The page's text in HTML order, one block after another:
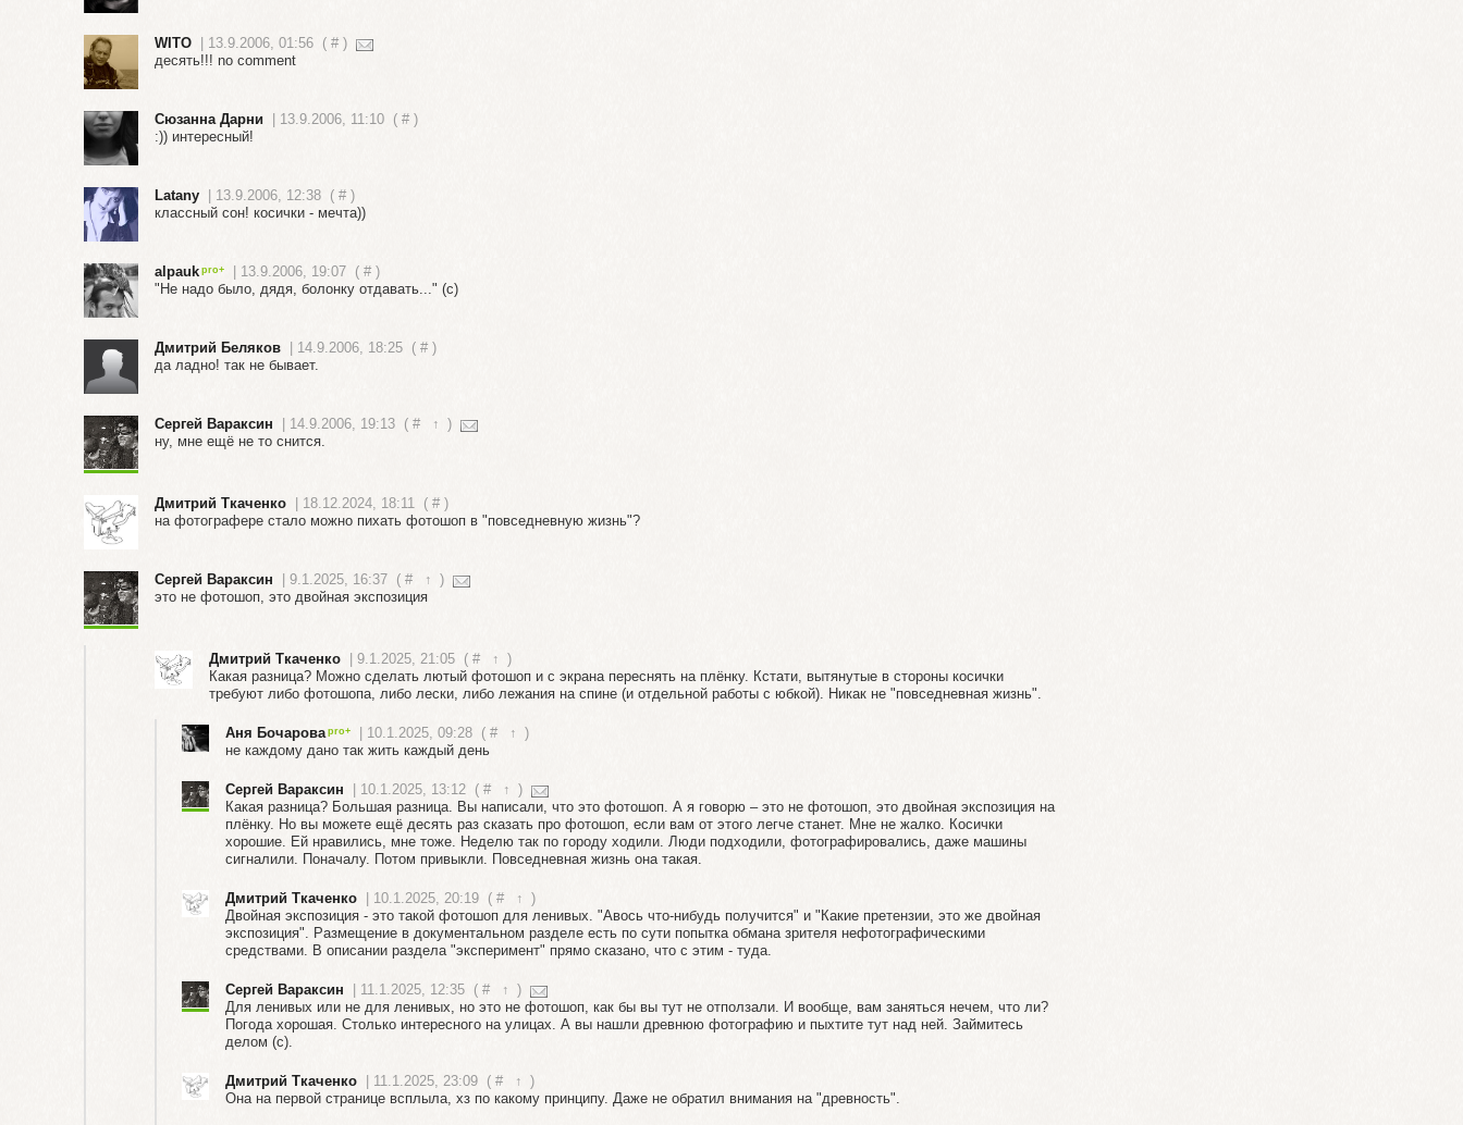
WITO | 13.9.2006, 01:56 ( # )
десять!!! no comment
Сюзанна Дарни | 13.9.2006, 11:10 ( # )
:)) интересный!
Latany | 13.9.2006, 12:38 ( # )
классный сон! косички - мечта))
alpauk | 13.9.2006, 19:07 ( # )
"Не надо было, дядя, болонку отдавать..." (с)
Дмитрий Беляков | 14.9.2006, 18:25 ( # )
да ладно! так не бывает.
Сергей Вараксин | 14.9.2006, 19:13 ( # ↑ )
ну, мне ещё не то снится.
Дмитрий Ткаченко | 18.12.2024, 18:11 ( # )
на фотографере стало можно пихать фотошоп в "повседневную жизнь"?
Сергей Вараксин | 9.1.2025, 16:37 ( # ↑ )
это не фотошоп, это двойная экспозиция
Дмитрий Ткаченко | 9.1.2025, 21:05 ( # ↑ )
Какая разница? Можно сделать лютый фотошоп и с экрана переснять на плёнку. Кстати, вытянутые в стороны косички
требуют либо фотошопа, либо лески, либо лежания на спине (и отдельной работы с юбкой). Никак не "повседневная жизнь".
Аня Бочарова | 10.1.2025, 09:28 ( # ↑ )
не каждому дано так жить каждый день
Сергей Вараксин | 10.1.2025, 13:12 ( # ↑ )
Какая разница? Большая разница. Вы написали, что это фотошоп. А я говорю – это не фотошоп, это двойная экспозиция на
плёнку. Но вы можете ещё десять раз сказать про фотошоп, если вам от этого легче станет. Мне не жалко. Косички
хорошие. Ей нравились, мне тоже. Неделю так по городу ходили. Люди подходили, фотографировались, даже машины
сигналили. Поначалу. Потом привыкли. Повседневная жизнь она такая.
Дмитрий Ткаченко | 10.1.2025, 20:19 ( # ↑ )
Двойная экспозиция - это такой фотошоп для ленивых. "Авось что-нибудь получится" и "Какие претензии, это же двойная
экспозиция". Размещение в документальном разделе есть по сути попытка обмана зрителя нефотографическими
средствами. В описании раздела "эксперимент" прямо сказано, что с этим - туда.
Сергей Вараксин | 11.1.2025, 12:35 ( # ↑ )
Для ленивых или не для ленивых, но это не фотошоп, как бы вы тут не отползали. И вообще, вам заняться нечем, что ли?
Погода хорошая. Столько интересного на улицах. А вы нашли древнюю фотографию и пыхтите тут над ней. Займитесь
делом (с).
Дмитрий Ткаченко | 11.1.2025, 23:09 ( # ↑ )
Она на первой странице всплыла, хз по какому принципу. Даже не обратил внимания на "древность".